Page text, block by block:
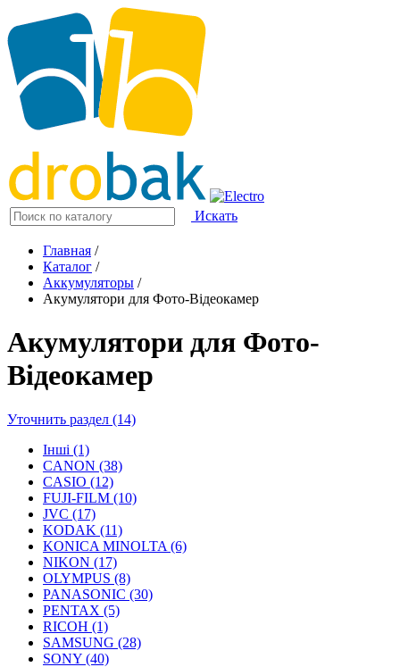
Искать
Главная /
Каталог /
Аккумуляторы /
Акумулятори для Фото-Відеокамер
Акумулятори для Фото-
Відеокамер
Уточнить раздел (14)
Інші (1)
CANON (38)
CASIO (12)
FUJI-FILM (10)
JVC (17)
KODAK (11)
KONICA MINOLTA (6)
NIKON (17)
OLYMPUS (8)
PANASONIC (30)
PENTAX (5)
RICOH (1)
SAMSUNG (28)
SONY (40)